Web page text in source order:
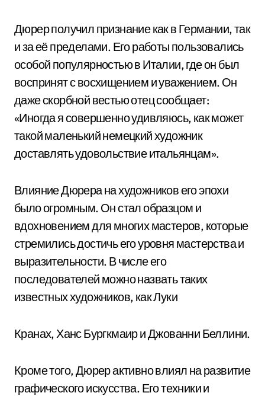
Дюрер получил признание как в Германии, так
и за её пределами. Его работы пользовались
особой популярностью в Италии, где он был
воспринят с восхищением и уважением. Он
даже скорбной вестью отец сообщает:
«Иногда я совершенно удивляюсь, как может
такой маленький немецкий художник
доставлять удовольствие итальянцам».
Влияние Дюрера на художников его эпохи
было огромным. Он стал образцом и
вдохновением для многих мастеров, которые
стремились достичь его уровня мастерства и
выразительности. В числе его
последователей можно назвать таких
известных художников, как Луки
Кранах, Ханс Бургкмаир и Джованни Беллини.
Кроме того, Дюрер активно влиял на развитие
графического искусства. Его техники и